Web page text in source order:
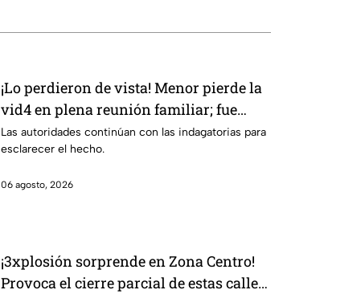
¡Lo perdieron de vista! Menor pierde la
vid4 en plena reunión familiar; fue
localizado en la alberca
Las autoridades continúan con las indagatorias para
esclarecer el hecho.
06 agosto, 2026
¡3xplosión sorprende en Zona Centro!
Provoca el cierre parcial de estas calles